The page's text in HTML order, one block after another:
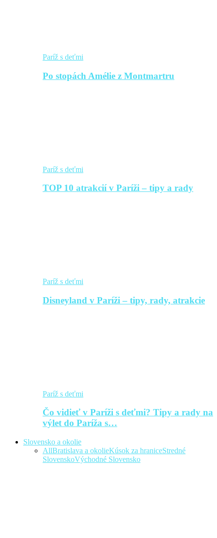
Paríž s deťmi
Po stopách Amélie z Montmartru
Paríž s deťmi
TOP 10 atrakcií v Paríži – tipy a rady
Paríž s deťmi
Disneyland v Paríži – tipy, rady, atrakcie
Paríž s deťmi
Čo vidieť v Paríži s deťmi? Tipy a rady na
výlet do Paríža s…
Slovensko a okolie
AllBratislava a okolieKúsok za hraniceStredné
SlovenskoVýchodné Slovensko